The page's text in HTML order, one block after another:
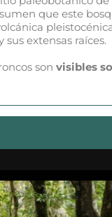
que este
sus extensas raíces.
son visibles